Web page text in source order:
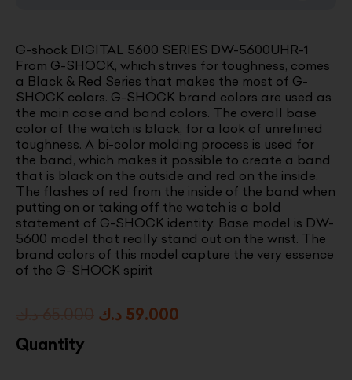
G-shock DIGITAL 5600 SERIES DW-5600UHR-1
From G-SHOCK, which strives for toughness, comes
a Black & Red Series that makes the most of G-
SHOCK colors. G-SHOCK brand colors are used as
the main case and band colors. The overall base
color of the watch is black, for a look of unrefined
toughness. A bi-color molding process is used for
the band, which makes it possible to create a band
that is black on the outside and red on the inside.
The flashes of red from the inside of the band when
putting on or taking off the watch is a bold
statement of G-SHOCK identity. Base model is DW-
5600 model that really stand out on the wrist. The
brand colors of this model capture the very essence
of the G-SHOCK spirit
Original
59.000 د.ك
Quantity